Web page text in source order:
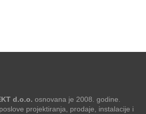
d.o.o. osnovana je 2008. godine.
projektiranja, prodaje, instalacije i